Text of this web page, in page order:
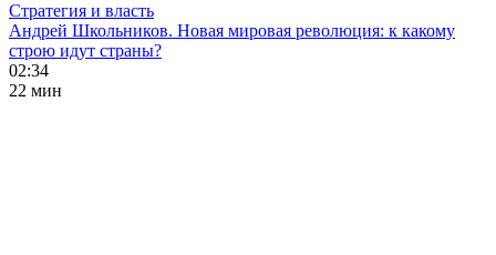
Стратегия и власть
Андрей Школьников. Новая мировая революция: к какому
строю идут страны?
02:34
22 мин